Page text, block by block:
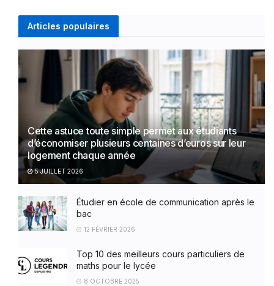
Articles populaires
Cette astuce toute simple permet aux étudiants
d’économiser plusieurs centaines d’euros sur leur
logement chaque année
5 JUILLET 2026
Étudier en école de communication après le
bac
12 FÉVRIER 2026
Top 10 des meilleurs cours particuliers de
maths pour le lycée
8 OCTOBRE 2025